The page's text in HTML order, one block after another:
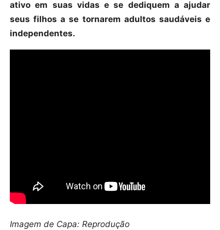
ativo em suas vidas e se dediquem a ajudar
seus filhos a se tornarem adultos saudáveis e
independentes.
Imagem de Capa: Reprodução